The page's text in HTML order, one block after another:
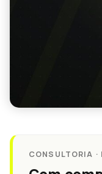
CONSULTORIA ·